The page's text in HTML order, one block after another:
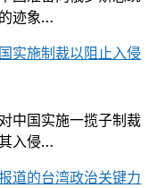
迹象…
实施制裁以阻止入侵
中国实施一揽子制裁
入侵…
道的台湾政治关键力